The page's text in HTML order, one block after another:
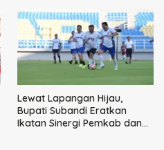
Lewat Lapangan Hijau,
Bupati Subandi Eratkan
Ikatan Sinergi Pemkab dan